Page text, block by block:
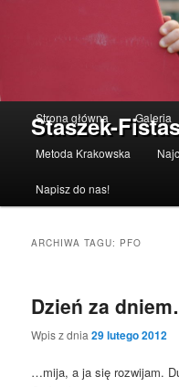
Staszek-
Przeskocz do tekstu
Przeskocz do widgetów
Strona główna Galeria
Metoda Krakowska
Napisz do nas!
ARCHIWA TAGU: PFO
Dzień za
Wpis z dnia29 lutego 2012
…mija, a ja się rozwijam.